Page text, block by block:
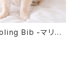
Bib -マリン
イ(ポーチ付き）
ンライン限定]